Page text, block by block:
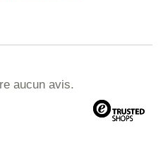
aucun avis.